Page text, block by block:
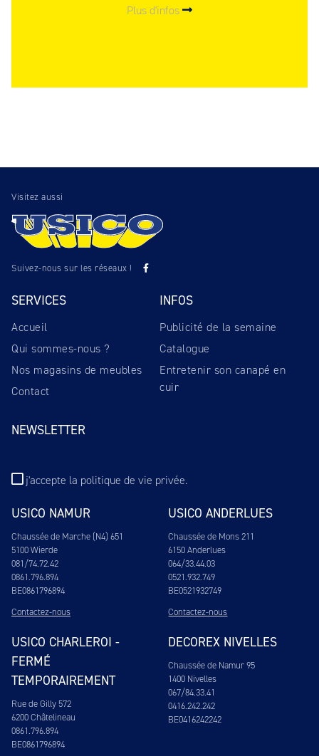
Plus d'infos
Visitez aussi
Suivez-nous sur les réseaux !
SERVICES
Accueil
Qui sommes-nous ?
Nos magasins de meubles
Contact
INFOS
Publicité de la semaine
Catalogue
Entretenir son canapé en
cuir
NEWSLETTER
j'accepte la politique de vie privée.
USICO NAMUR
Chaussée de Marche (N4) 651
5100 Wierde
081/74.72.42
0861.796.894
BE0861796894
Contactez-nous
USICO ANDERLUES
Chaussée de Mons 211
6150 Anderlues
064/33.44.03
0521.932.749
BE0521932749
Contactez-nous
USICO CHARLEROI -
FERMÉ
TEMPORAIREMENT
Rue de Gilly 572
6200 Châtelineau
0861.796.894
BE0861796894
DECOREX NIVELLES
Chaussée de Namur 95
1400 Nivelles
067/84.33.41
0416.242.242
BE0416242242